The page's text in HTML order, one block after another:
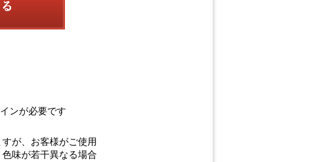
ンが必要です
が、お客様がご使用
味が若干異なる場合